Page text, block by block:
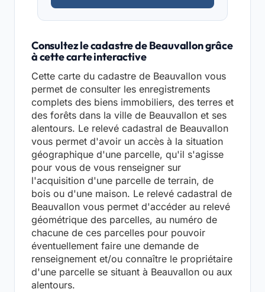
Consultez le cadastre de Beauvallon grâce
à cette carte interactive
Cette carte du cadastre de Beauvallon vous
permet de consulter les enregistrements
complets des biens immobiliers, des terres et
des forêts dans la ville de Beauvallon et ses
alentours. Le relevé cadastral de Beauvallon
vous permet d'avoir un accès à la situation
géographique d'une parcelle, qu'il s'agisse
pour vous de vous renseigner sur
l'acquisition d'une parcelle de terrain, de
bois ou d'une maison. Le relevé cadastral de
Beauvallon vous permet d'accéder au relevé
géométrique des parcelles, au numéro de
chacune de ces parcelles pour pouvoir
éventuellement faire une demande de
renseignement et/ou connaître le propriétaire
d'une parcelle se situant à Beauvallon ou aux
alentours.